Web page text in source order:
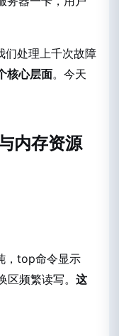
们处理上千次故障
核心层面。今天
内存资源
，top命令显示
频繁读写。 这